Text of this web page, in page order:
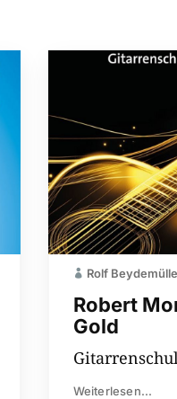
Robert
Gold
Rolf
Weiterlesen...